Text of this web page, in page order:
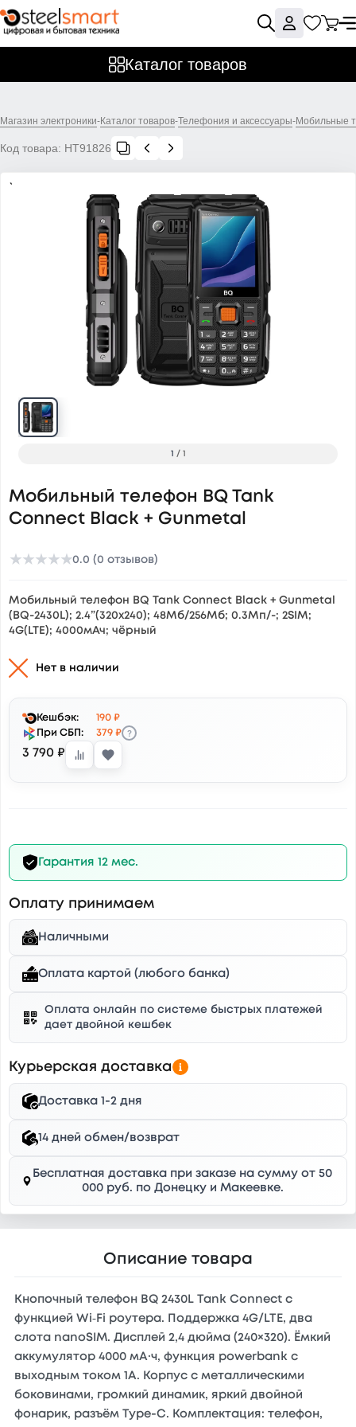
Каталог товаров
Магазин электроники-Каталог товаров-Телефония и аксессуары-Мобильные
Код товара: НТ91826
1 / 1
Мобильный телефон BQ Tank
Connect Black + Gunmetal
★★★★★0.0 (0 отзывов)
Мобильный телефон BQ Tank Connect Black + Gunmetal
(BQ-2430L); 2.4”(320x240); 48Мб/256Мб; 0.3Мп/-; 2SIM;
4G(LTE); 4000мАч; чёрный
Нет в наличии
Кешбэк:
190 ₽
При СБП:
379 ₽ ?
3 790 ₽
Гарантия 12 мес.
Оплату принимаем
Наличными
Оплата картой (любого банка)
Оплата онлайн по системе быстрых платежей
дает двойной кешбек
Курьерская доставка
Доставка 1-2 дня
14 дней обмен/возврат
Бесплатная доставка при заказе на сумму от 50
000 руб. по Донецку и Макеевке.
Описание товара
Кнопочный телефон BQ 2430L Tank Connect с
функцией Wi‑Fi роутера. Поддержка 4G/LTE, два
слота nanoSIM. Дисплей 2,4 дюйма (240×320). Ёмкий
аккумулятор 4000 мА·ч, функция powerbank с
выходным током 1А. Корпус с металлическими
боковинами, громкий динамик, яркий двойной
фонарик, разъём Type-C. Комплектация: телефон,